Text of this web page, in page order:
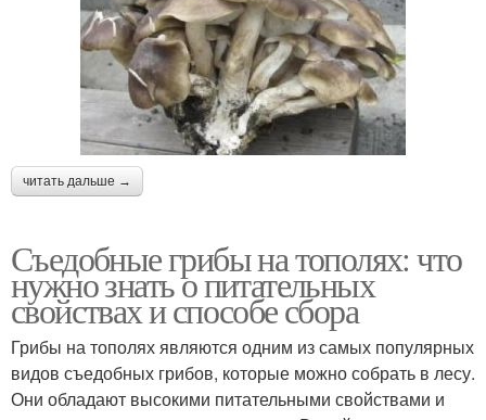
читать дальше →
Съедобные грибы на тополях: что
нужно знать о питательных
свойствах и способе сбора
Грибы на тополях являются одним из самых популярных
видов съедобных грибов, которые можно собрать в лесу.
Они обладают высокими питательными свойствами и